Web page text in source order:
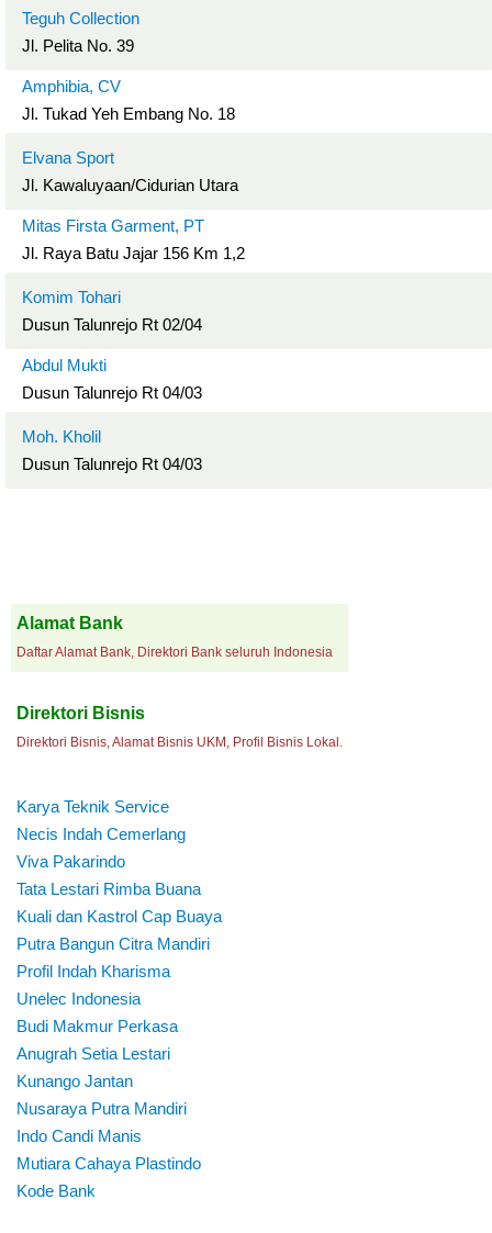
Teguh Collection
Jl. Pelita No. 39
Amphibia, CV
Jl. Tukad Yeh Embang No. 18
Elvana Sport
Jl. Kawaluyaan/Cidurian Utara
Mitas Firsta Garment, PT
Jl. Raya Batu Jajar 156 Km 1,2
Komim Tohari
Dusun Talunrejo Rt 02/04
Abdul Mukti
Dusun Talunrejo Rt 04/03
Moh. Kholil
Dusun Talunrejo Rt 04/03
Alamat Bank
Daftar Alamat Bank, Direktori Bank seluruh Indonesia
Direktori Bisnis
Direktori Bisnis, Alamat Bisnis UKM, Profil Bisnis Lokal.
Karya Teknik Service
Necis Indah Cemerlang
Viva Pakarindo
Tata Lestari Rimba Buana
Kuali dan Kastrol Cap Buaya
Putra Bangun Citra Mandiri
Profil Indah Kharisma
Unelec Indonesia
Budi Makmur Perkasa
Anugrah Setia Lestari
Kunango Jantan
Nusaraya Putra Mandiri
Indo Candi Manis
Mutiara Cahaya Plastindo
Kode Bank